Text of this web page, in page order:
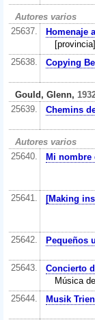
Autores varios
25637.
Homenaje
[provincia]
25638.
Copying
Gould, Glenn,
25639.
Chemins
Autores varios
25640.
Mi nombre
25641. [Making
25642. Pequeños
25643.
Concierto
Música
25644.
Musik